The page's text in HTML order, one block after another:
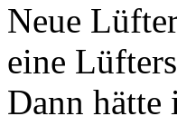
Neue
eine
Dann hätte